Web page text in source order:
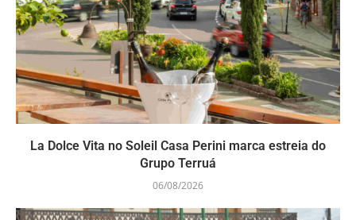
La Dolce Vita no Soleil Casa Perini marca estreia do
Grupo Terruá
06/08/2026